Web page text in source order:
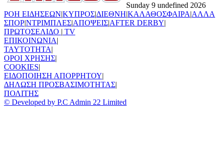
Sunday 9 undefined 2026
ΡΟΗ ΕΙΔΗΣΕΩΝ|ΚΥΠΡΟΣ|ΔΙΕΘΝΗ|ΚΑΛΑΘΟΣΦΑΙΡΑ|ΑΛΛΑ
ΣΠΟΡ|ΝΤΡΙΜΠΛΕΣ|ΑΠΟΨΕΙΣ|AFTER DERBY|
ΠΡΩΤΟΣΕΛΙΔΟ | TV
ΕΠΙΚΟΙΝΩΝΙΑ|
TAYTOTHTA|
ΟΡΟΙ ΧΡΗΣΗΣ|
COOKIES|
ΕΙΔΟΠΟΙΗΣΗ ΑΠΟΡΡΗΤΟΥ|
ΔΗΛΩΣΗ ΠΡΟΣΒΑΣΙΜΟΤΗΤΑΣ|
ΠΟΛΙΤΗΣ
© Developed by P.C Admin 22 Limited